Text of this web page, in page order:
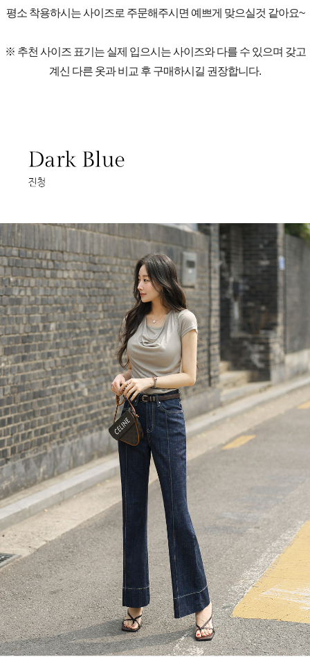
평소 착용하시는 사이즈로 주문해주시면 예쁘게 맞으실것 같아요~
※ 추천 사이즈 표기는 실제 입으시는 사이즈와 다를 수 있으며 갖고
계신 다른 옷과 비교 후 구매하시길 권장합니다.